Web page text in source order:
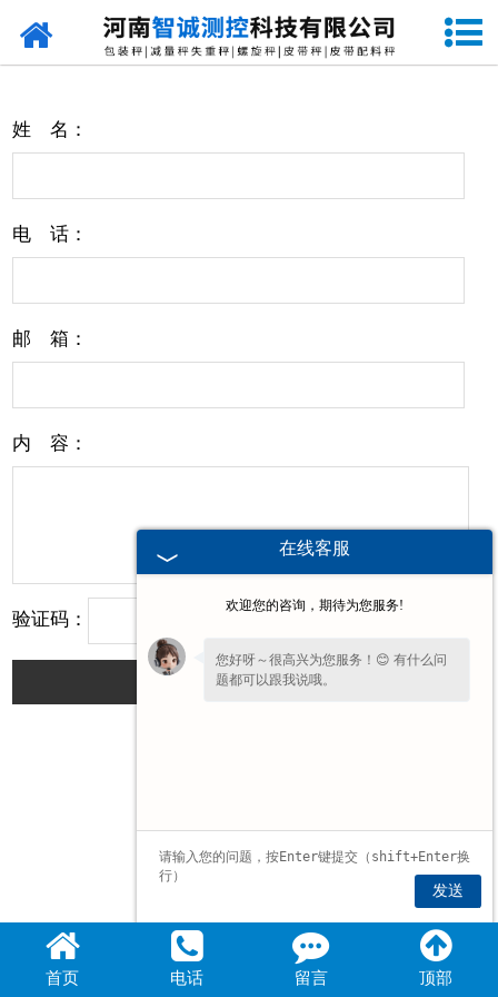
网站首页
新闻资讯
成功案例
设备原理
企业视频
姓 名：
电 话：
邮 箱：
内 容：
验证码：
提交
首页 电话 留言 顶部
在线客服
欢迎您的咨询，期待为您服务!
您好呀～很高兴为您服务！😊 有什么问
题都可以跟我说哦。
发送